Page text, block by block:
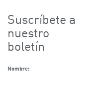
Suscríbete a
nuestro
boletín
Nombre: